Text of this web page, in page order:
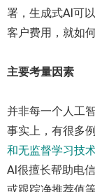
署，生成式AI可
客户费用，就如
主要考量因素
并非每一个人工
事实上，有很多
和无监督学习技
AI很擅长帮助电
或跟踪净推荐值